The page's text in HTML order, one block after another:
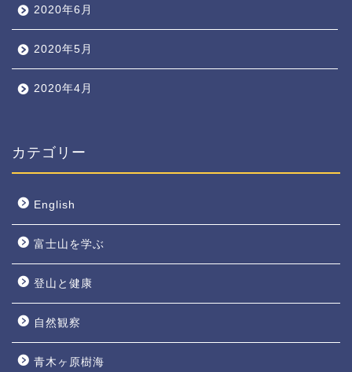
2020年6月
2020年5月
2020年4月
カテゴリー
English
富士山を学ぶ
登山と健康
自然観察
青木ヶ原樹海